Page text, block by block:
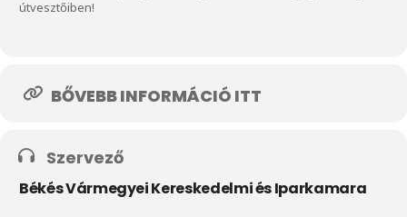
útvesztőiben!
BŐVEBB INFORMÁCIÓ ITT
Szervező
Békés Vármegyei Kereskedelmi és Iparkamara